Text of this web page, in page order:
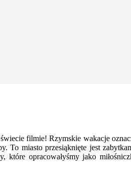
filmie! Rzymskie wakacje
To miasto przesiąknięte jest
opracowałyśmy jako